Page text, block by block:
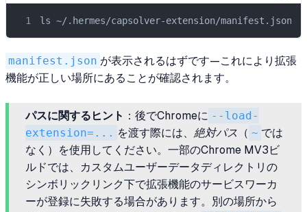
ls ~/.hermes/capsolver-extension/manifest.json
manifest.json が表示されるはずです—これにより拡張
機能が正しい場所にあることが確認されます。
パスに関するヒント ：後でChromeに --load-
extension=... を渡す際には、 絶対パス （ ~ では
なく）を使用してください。一部のChrome MV3ビ
ルドでは、カスタムユーザーデータディレクトリの
シンボリックリンク下で拡張機能のサービスワーカ
ーが登録に失敗する場合があります。別の場所から